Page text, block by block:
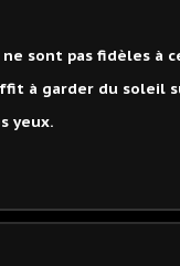
ne sont pas fidèles à
à garder du soleil
yeux.